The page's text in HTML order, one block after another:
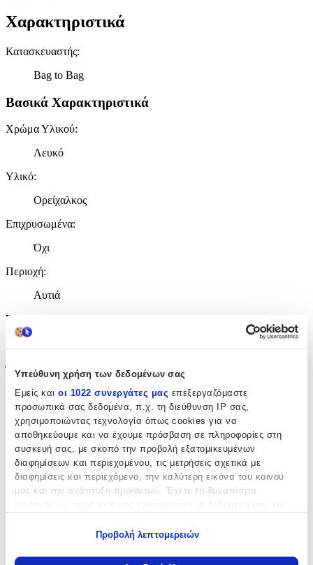
Υπεύθυνη χρήση των δεδομένων σας
Εμείς και οι 1022 συνεργάτες μας επεξεργαζόμαστε
προσωπικά σας δεδομένα, π.χ. τη διεύθυνση IP σας,
χρησιμοποιώντας τεχνολογία όπως cookies για να
αποθηκεύουμε και να έχουμε πρόσβαση σε πληροφορίες στη
συσκευή σας, με σκοπό την προβολή εξατομικευμένων
διαφημίσεων και περιεχομένου, τις μετρήσεις σχετικά με
διαφημίσεις και περιεχόμενο, την καλύτερη εικόνα του κοινού
μας και την ανάπτυξη προϊόντων. Έχετε τη δυνατότητα
Να συλλέξουμε πληροφορίες σχετικά με τη γεωγραφική
Προβολή λεπτομερειών
Χαρακτηριστικά
Κατασκευαστής:
Bag to Bag
Βασικά Χαρακτηριστικά
Χρώμα Υλικού:
Λευκό
Υλικό:
Ορείχαλκος
Επιχρυσωμένα:
Όχι
Περιοχή:
Αυτιά
Σετ
Έξτρα Χαρακτηριστικά
Piercing:
Όχι
Νυφικά:
Όχι
Τύπος :
Κρίκοι